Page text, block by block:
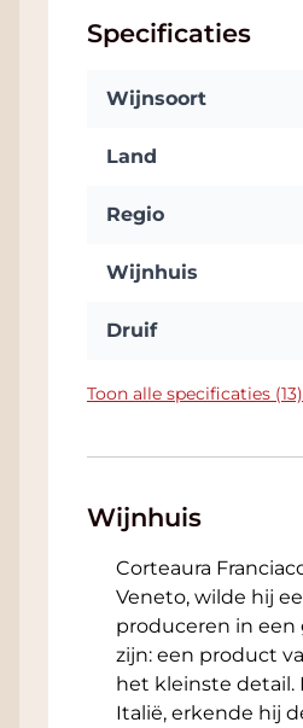
tomatensaus. Ook
van de grootste
als wijnen-voor-
betrouwbare
Specificaties
Wijnsoort
Land
Regio
Wijnhuis
Druif
Toon alle specificaties (13)
Wijnhuis
Corteaura
Veneto, wilde hij
produceren in
zijn: een product
het kleinste detail.
Italië, erkende hij